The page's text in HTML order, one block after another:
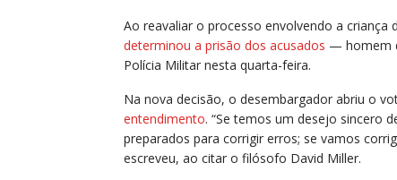
Ao reavaliar o processo envolvendo a
determinou a prisão dos acusados — homem
Polícia Militar nesta quarta-feira.
Na nova decisão, o desembargador abriu o
entendimento. “Se temos um desejo sincero
preparados para corrigir erros; se vamos
escreveu, ao citar o filósofo David Miller.